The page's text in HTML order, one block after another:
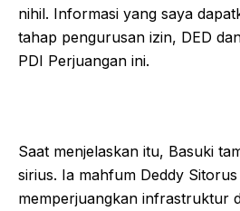
nihil. Informasi yang saya
tahap pengurusan izin, DED
PDI Perjuangan ini.
Saat menjelaskan itu, Basuki
sirius. Ia mahfum Deddy
memperjuangkan infrastruktur